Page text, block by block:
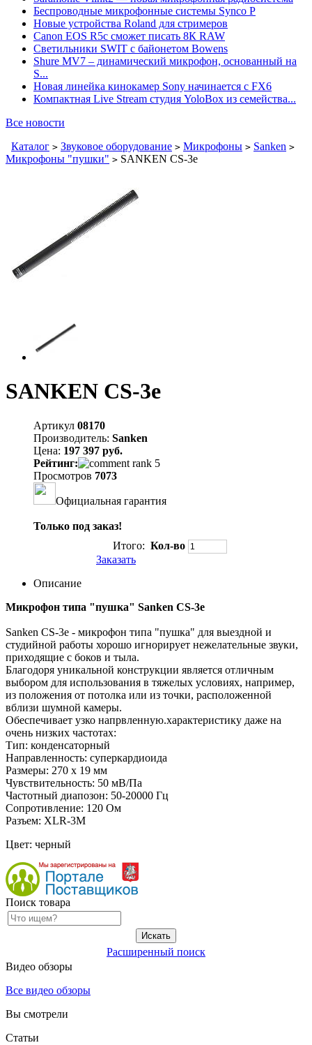
Беспроводные микрофонные системы Synco P
Новые устройства Roland для стримеров
Canon EOS R5c сможет писать 8К RAW
Светильники SWIT с байонетом Bowens
Shure MV7 – динамический микрофон, основанный на
S...
Новая линейка кинокамер Sony начинается с FX6
Компактная Live Stream студия YoloBox из семейства...
Все новости
Каталог > Звуковое оборудование > Микрофоны > Sanken >
Микрофоны "пушки" > SANKEN CS-3e
SANKEN CS-3e
Артикул 08170
Производитель: Sanken
Цена: 197 397 руб.
Рейтинг:
Просмотров 7073
Официальная гарантия
Только под заказ!
Итого: Кол-во
Заказать
Описание
Микрофон типа "пушка" Sanken CS-3e
Sanken CS-3e - микрофон типа "пушка" для выездной и
студийной работы хорошо игнорирует нежелательные звуки,
приходящие с боков и тыла.
Благодоря уникальной конструкции является отличным
выбором для использования в тяжелых условиях, например,
из положения от потолка или из точки, расположенной
вблизи шумной камеры.
Обеспечивает узко напрвленную.характеристику даже на
очень низких частотах:
Тип: конденсаторный
Направленность: суперкардиоида
Размеры: 270 х 19 мм
Чувствительность: 50 мВ/Па
Частотный диапозон: 50-20000 Гц
Сопротивление: 120 Ом
Разъем: XLR-3M
Цвет: черный
Поиск товара
Расширенный поиск
Видео обзоры
Все видео обзоры
Вы смотрели
Статьи